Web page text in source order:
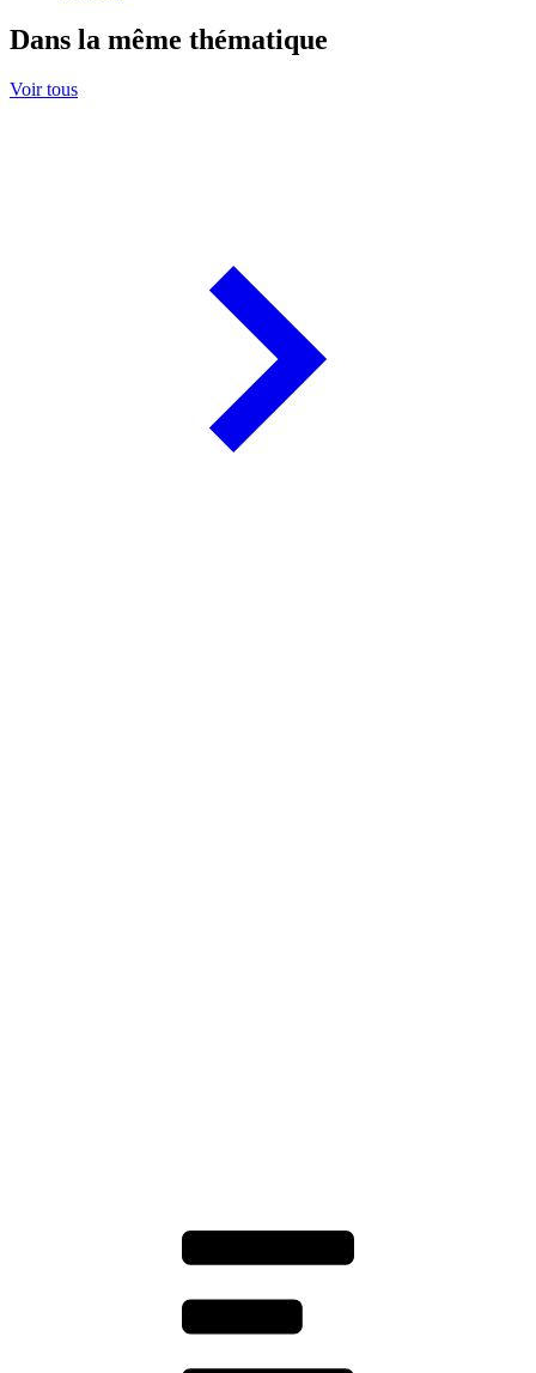
Dans la même thématique
Voir tous